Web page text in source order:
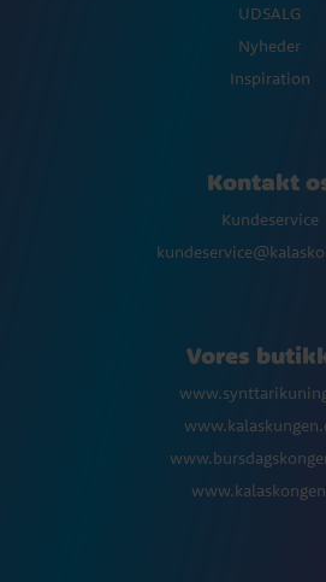
UDSALG
Nyheder
Inspiration
Kontakt
Kundeservice
Vores